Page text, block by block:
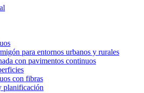
para entornos urbanos y rurales
con pavimentos continuos
con fibras
planificación